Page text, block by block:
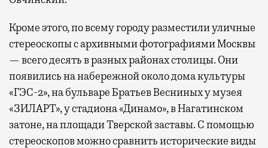
Кроме этого, по всему городу разместили уличные
стереоскопы с архивными фотографиями Москвы
— всего десять в разных районах столицы. Они
появились на набережной около дома культуры
«ГЭС-2», на бульваре Братьев Весниных у музея
«ЗИЛАРТ», у стадиона «Динамо», в Нагатинском
затоне, на площади Тверской заставы. С помощью
стереоскопов можно сравнить исторические виды